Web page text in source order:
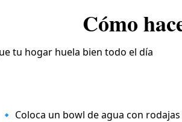
Cómo
🔹 Coloca un bowl de agua con